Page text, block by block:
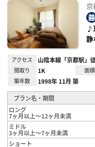
♪
アクセス 山陰本線「京都駅」
間取り 1K 面積
築年数 1998年 11月 築
プラン名・期間
ロング
7ヶ月以上～12ヶ月未満
ミドル
3ヶ月以上～7ヶ月未満
ショート